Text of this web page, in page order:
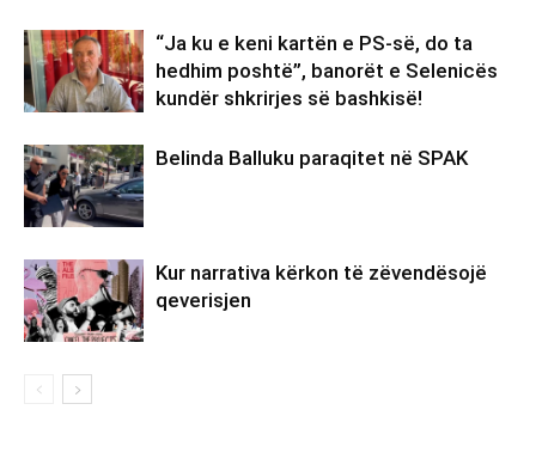
“Ja ku e keni kartën e PS-së, do ta
hedhim poshtë”, banorët e Selenicës
kundër shkrirjes së bashkisë!
Belinda Balluku paraqitet në SPAK
Kur narrativa kërkon të zëvendësojë
qeverisjen